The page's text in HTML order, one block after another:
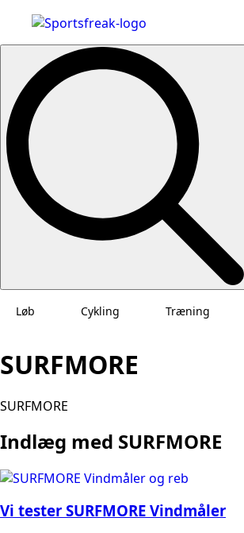
Løb Cykling Træning
SURFMORE
SURFMORE
Indlæg med SURFMORE
Vi tester SURFMORE Vindmåler